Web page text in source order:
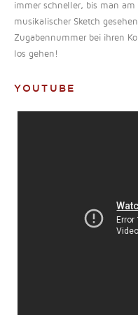
immer schneller, bis man
musikalischer Sketch
Zugabennummer bei ihren
los gehen!
YOUTUBE